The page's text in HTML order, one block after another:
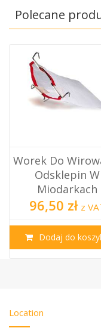
Polecane
Ramka
28,50
Dodaj do
Location